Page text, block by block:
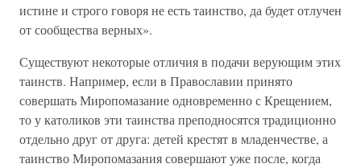
истине и строго говоря не есть таинство, да будет отлучен
от сообщества верных».
Существуют некоторые отличия в подачи верующим этих
таинств. Например, если в Православии принято
совершать Миропомазание одновременно с Крещением,
то у католиков эти таинства преподносятся традиционно
отдельно друг от друга: детей крестят в младенчестве, а
таинство Миропомазания совершают уже после, когда